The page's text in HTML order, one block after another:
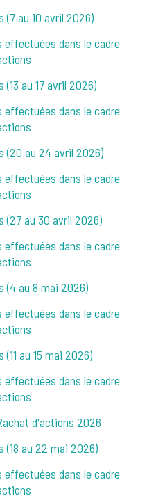
(7 au 10 avril 2026)
dans le cadre
(13 au 17 avril 2026)
dans le cadre
(20 au 24 avril 2026)
dans le cadre
(27 au 30 avril 2026)
dans le cadre
(4 au 8 mai 2026)
dans le cadre
au 15 mai 2026)
dans le cadre
d'actions 2026
(18 au 22 mai 2026)
dans le cadre